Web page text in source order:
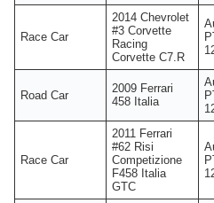
Race Car
2014 Chevrolet
#3 Corvette
Racing
Corvette C7.R
Road Car
2009 Ferrari
458 Italia
Race Car
2011 Ferrari
#62 Risi
Competizione
F458 Italia
GTC